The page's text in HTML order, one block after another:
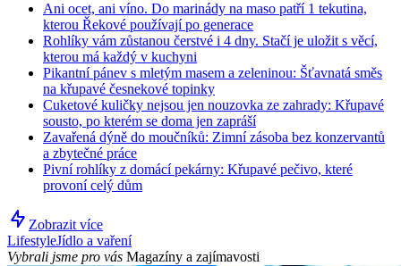
Ani ocet, ani víno. Do marinády na maso patří 1 tekutina,
kterou Řekové používají po generace
Rohlíky vám zůstanou čerstvé i 4 dny. Stačí je uložit s věcí,
kterou má každý v kuchyni
Pikantní pánev s mletým masem a zeleninou: Šťavnatá směs
na křupavé česnekové topinky
Cuketové kuličky nejsou jen nouzovka ze zahrady: Křupavé
sousto, po kterém se doma jen zapráší
Zavařená dýně do moučníků: Zimní zásoba bez konzervantů
a zbytečné práce
Pivní rohlíky z domácí pekárny: Křupavé pečivo, které
provoní celý dům
Zobrazit více
LifestyleJídlo a vaření
Vybrali jsme pro vás Magazíny a zajímavosti